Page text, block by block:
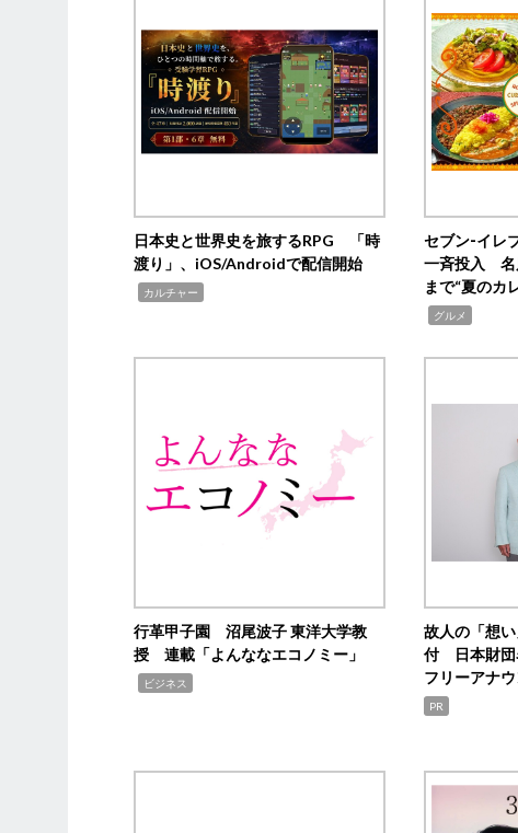
日本史と世界史を旅するRPG 「時
渡り」、iOS/Androidで配信開始
カルチャー
セブン‐イレ
一斉投入 名
まで“夏のカ
グルメ
行革甲子園 沼尾波子 東洋大学教
授 連載「よんななエコノミー」
ビジネス
故人の「想
付 日本財団
フリーアナ
PR